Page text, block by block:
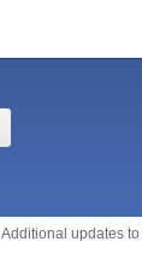
Additional updates